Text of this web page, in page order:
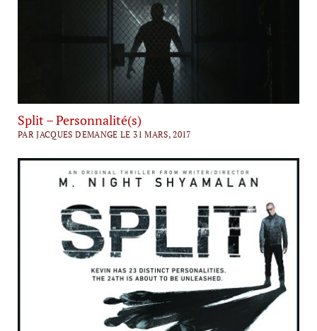
Split – Personnalité(s)
PAR JACQUES DEMANGE LE 31 MARS, 2017